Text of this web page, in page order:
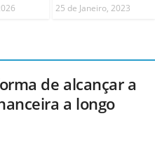
25 de Janeiro, 2023
de alcançar a
a longo